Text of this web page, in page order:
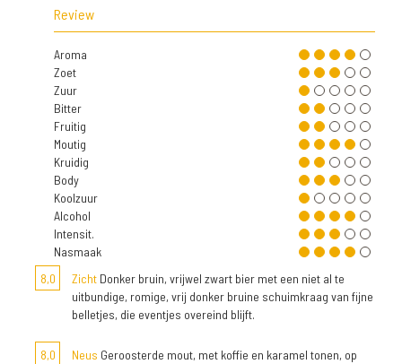
Review
Aroma
Zoet
Zuur
Bitter
Fruitig
Moutig
Kruidig
Body
Koolzuur
Alcohol
Intensit.
Nasmaak
8,0
Zicht Donker bruin, vrijwel zwart bier met een niet al te
uitbundige, romige, vrij donker bruine schuimkraag van fijne
belletjes, die eventjes overeind blijft.
8,0 Neus Geroosterde mout, met koffie en karamel tonen, op